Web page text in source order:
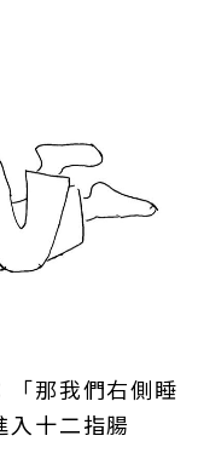
「那我們右側睡
入十二指腸